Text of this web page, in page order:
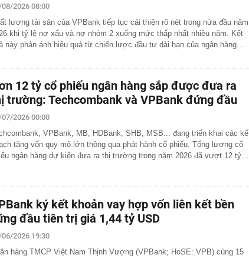
thu là hết nóng, phải đến tiết Xử thử mới thật sự mát
cao tốc Quảng Ngãi đến Nha Trang thu phí không dừng
xe đầu kéo chở nhiều ô tô Lexus bốc cháy trên cao tốc
Mr Pips, Shark Bình đang bị điều tra về 3 tội danh
bán hơn 11 triệu cổ phiếu chưa được phân phối hết
ra ngân hàng gửi tiết kiệm, cụ ông ngỡ ngàng khi tất
leo thang, ngân hàng chịu sức ép kép
hoạch cơ cấu lại vốn Nhà nước tại doanh nghiệp trước
rẻ hơn rất nhiều nhờ khung gầm do hãng mẹ Jaguar
triển?
dùng không biết công dụng của chiếc lỗ trên thước
2026 08:00
lượng tài sản của VPBank tiếp tục cải thiện rõ nét trong nửa đầu năm
khi tỷ lệ nợ xấu và nợ nhóm 2 xuống mức thấp nhất nhiều năm. Kết
này phản ánh hiệu quả từ chiến lược đầu tư dài hạn của ngân hàng…
12 tỷ cổ phiếu ngân hàng sắp được đưa ra
trường: Techcombank và VPBank đứng đầu
2026 00:00
VPBank, MB, HDBank, SHB, MSB... đang triển khai các kế
tăng vốn quy mô lớn thông qua phát hành cổ phiếu. Tổng lượng cổ
ngân hàng dự kiến đưa ra thị trường trong năm 2026 đã vượt 12 tỷ…
ký kết khoản vay hợp vốn liên kết bền
đầu tiên trị giá 1,44 tỷ USD
2026 19:30
hàng TMCP Việt Nam Thịnh Vượng (VPBank; HoSE: VPB) cùng 15